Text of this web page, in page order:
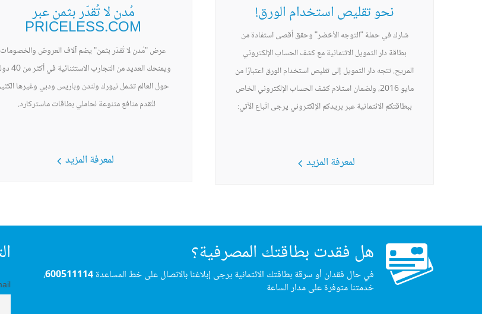
نحو تقليص استخدام الورق!
شارك في حملة "التوجه الأخضر" وحقق أقصى استفادة من
بطاقة دار التمويل الائتمانية مع كشف الحساب الإلكتروني
المريح. تتجه دار التمويل إلى تقليص استخدام الورق اعتبارًا من
مايو 2016، ولضمان استلام كشف الحساب الإلكتروني الخاص
ببطاقتكم الائتمانية عبر بريدكم الإلكتروني يرجى اتّباع الآتي:
لمعرفة المزيد
مُدن لا تُقدّر بثمن عبر
PRICELESS.COM
عرض "مُدن لا تُقدّر بثمن" يضم آلاف العروض والخصومات
ويمنحك العديد من التجارب
حول العالم تشمل نيورك ولندن وباريس ودبي وغيرها
لتُقدم منافع متنوعة لحاملي بطاقات ماستركارد.
لمعرفة المزيد
هل فقدت بطاقتك المصرفية؟
في حال فقدان أو سرقة بطاقتك الائتمانية يرجى إبلاغنا بالاتصال على خط المساعدة600511114،
خدمتنا متوفرة على مدار الساعة